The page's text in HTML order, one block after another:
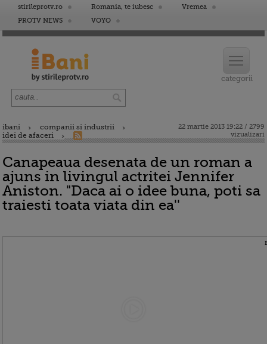
stirileprotv.ro Romania, te iubesc
Vremea
PROTV NEWS
VOYO
ibani
companii si industrii
idei de afaceri
22 martie 2013 19:22 / 2799
vizualizari
Canapeaua desenata de un roman a
ajuns in livingul actritei Jennifer
Aniston. "Daca ai o idee buna, poti sa
traiesti toata viata din ea''